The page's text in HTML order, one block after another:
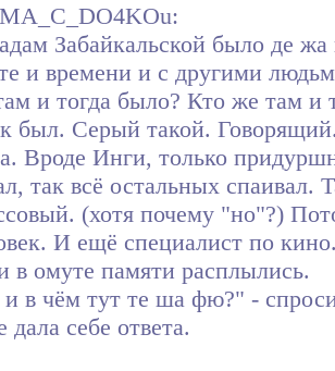
Забайкальской было де
и времени и с другими
и тогда было? Кто же там и
был. Серый такой.
Вроде Инги, только
так всё остальных
(хотя почему "но"?)
И ещё специалист по
в омуте памяти расплылись.
в чём тут те ша фю?" -
дала себе ответа.